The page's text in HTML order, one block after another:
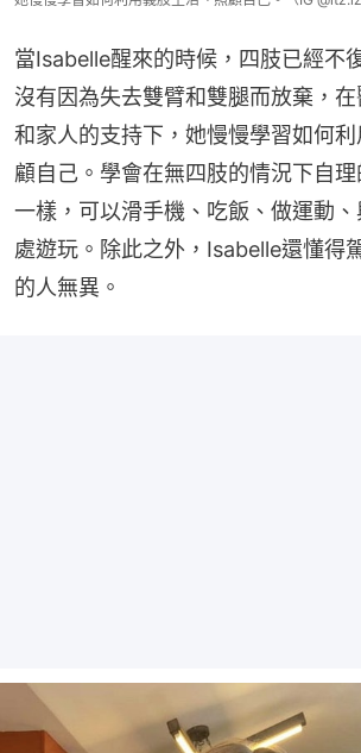
當Isabelle醒來的時候，四肢已經不
沒有因為失去雙臂和雙腿而放棄，
和家人的支持下，她慢慢學習如何
顧自己。學會在無四肢的情況下自
一樣，可以滑手機、吃飯、做運動、
處遊玩。除此之外，Isabelle還懂得
的人無異。